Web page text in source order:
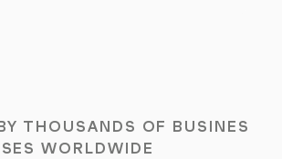
THOUSANDS OF BUSINES
SES WORLDWIDE